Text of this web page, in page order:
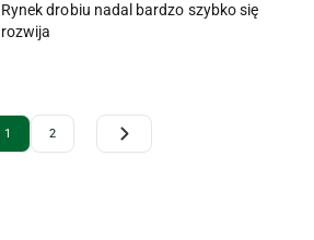
Rynek drobiu nadal bardzo szybko się
rozwija
1 2